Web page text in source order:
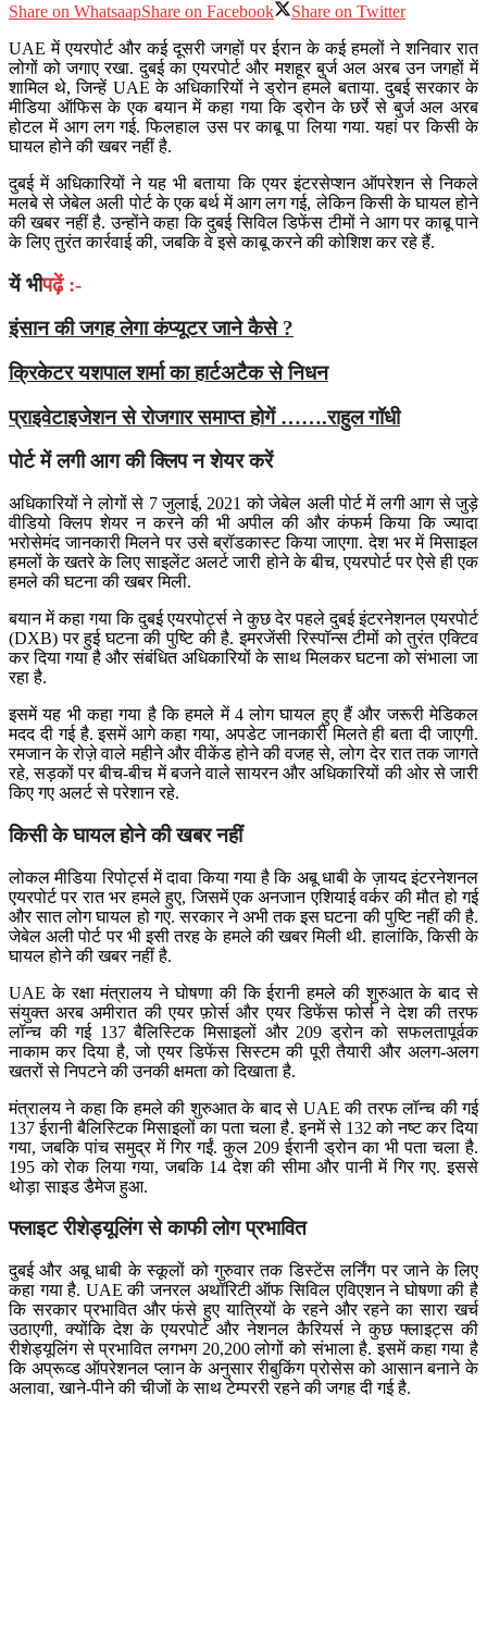
Share on WhatsaapShare on Facebook
Share on Twitter
UAE में एयरपोर्ट और कई दूसरी जगहों पर ईरान के कई हमलों ने शनिवार रात
लोगों को जगाए रखा. दुबई का एयरपोर्ट और मशहूर बुर्ज अल अरब उन जगहों में
शामिल थे, जिन्हें UAE के अधिकारियों ने ड्रोन हमले बताया. दुबई सरकार के
मीडिया ऑफिस के एक बयान में कहा गया कि ड्रोन के छर्रे से बुर्ज अल अरब
होटल में आग लग गई. फिलहाल उस पर काबू पा लिया गया. यहां पर किसी के
घायल होने की खबर नहीं है.
दुबई में अधिकारियों ने यह भी बताया कि एयर इंटरसेप्शन ऑपरेशन से निकले
मलबे से जेबेल अली पोर्ट के एक बर्थ में आग लग गई, लेकिन किसी के घायल होने
की खबर नहीं है. उन्होंने कहा कि दुबई सिविल डिफेंस टीमों ने आग पर काबू पाने
के लिए तुरंत कार्रवाई की, जबकि वे इसे काबू करने की कोशिश कर रहे हैं.
यें भीपढ़ें :-
इंसान की जगह लेगा कंप्यूटर जाने कैसे ?
क्रिकेटर यशपाल शर्मा का हार्टअटैक से निधन
प्राइवेटाइजेशन से रोजगार समाप्त होगें …….राहुल गॉधी
पोर्ट में लगी आग की क्लिप न शेयर करें
अधिकारियों ने लोगों से 7 जुलाई, 2021 को जेबेल अली पोर्ट में लगी आग से जुड़े
वीडियो क्लिप शेयर न करने की भी अपील की और कंफर्म किया कि ज्यादा
भरोसेमंद जानकारी मिलने पर उसे ब्रॉडकास्ट किया जाएगा. देश भर में मिसाइल
हमलों के खतरे के लिए साइलेंट अलर्ट जारी होने के बीच, एयरपोर्ट पर ऐसे ही एक
हमले की घटना की खबर मिली.
बयान में कहा गया कि दुबई एयरपोर्ट्स ने कुछ देर पहले दुबई इंटरनेशनल एयरपोर्ट
(DXB) पर हुई घटना की पुष्टि की है. इमरजेंसी रिस्पॉन्स टीमों को तुरंत एक्टिव
कर दिया गया है और संबंधित अधिकारियों के साथ मिलकर घटना को संभाला जा
रहा है.
इसमें यह भी कहा गया है कि हमले में 4 लोग घायल हुए हैं और जरूरी मेडिकल
मदद दी गई है. इसमें आगे कहा गया, अपडेट जानकारी मिलते ही बता दी जाएगी.
रमजान के रोज़े वाले महीने और वीकेंड होने की वजह से, लोग देर रात तक जागते
रहे, सड़कों पर बीच-बीच में बजने वाले सायरन और अधिकारियों की ओर से जारी
किए गए अलर्ट से परेशान रहे.
किसी के घायल होने की खबर नहीं
लोकल मीडिया रिपोर्ट्स में दावा किया गया है कि अबू धाबी के ज़ायद इंटरनेशनल
एयरपोर्ट पर रात भर हमले हुए, जिसमें एक अनजान एशियाई वर्कर की मौत हो गई
और सात लोग घायल हो गए. सरकार ने अभी तक इस घटना की पुष्टि नहीं की है.
जेबेल अली पोर्ट पर भी इसी तरह के हमले की खबर मिली थी. हालांकि, किसी के
घायल होने की खबर नहीं है.
UAE के रक्षा मंत्रालय ने घोषणा की कि ईरानी हमले की शुरुआत के बाद से
संयुक्त अरब अमीरात की एयर फ़ोर्स और एयर डिफेंस फोर्स ने देश की तरफ
लॉन्च की गई 137 बैलिस्टिक मिसाइलों और 209 ड्रोन को सफलतापूर्वक
नाकाम कर दिया है, जो एयर डिफेंस सिस्टम की पूरी तैयारी और अलग-अलग
खतरों से निपटने की उनकी क्षमता को दिखाता है.
मंत्रालय ने कहा कि हमले की शुरुआत के बाद से UAE की तरफ लॉन्च की गई
137 ईरानी बैलिस्टिक मिसाइलों का पता चला है. इनमें से 132 को नष्ट कर दिया
गया, जबकि पांच समुद्र में गिर गईं. कुल 209 ईरानी ड्रोन का भी पता चला है.
195 को रोक लिया गया, जबकि 14 देश की सीमा और पानी में गिर गए. इससे
थोड़ा साइड डैमेज हुआ.
फ्लाइट रीशेड्यूलिंग से काफी लोग प्रभावित
दुबई और अबू धाबी के स्कूलों को गुरुवार तक डिस्टेंस लर्निंग पर जाने के लिए
कहा गया है. UAE की जनरल अथॉरिटी ऑफ सिविल एविएशन ने घोषणा की है
कि सरकार प्रभावित और फंसे हुए यात्रियों के रहने और रहने का सारा खर्च
उठाएगी, क्योंकि देश के एयरपोर्ट और नेशनल कैरियर्स ने कुछ फ्लाइट्स की
रीशेड्यूलिंग से प्रभावित लगभग 20,200 लोगों को संभाला है. इसमें कहा गया है
कि अप्रूव्ड ऑपरेशनल प्लान के अनुसार रीबुकिंग प्रोसेस को आसान बनाने के
अलावा, खाने-पीने की चीजों के साथ टेम्पररी रहने की जगह दी गई है.